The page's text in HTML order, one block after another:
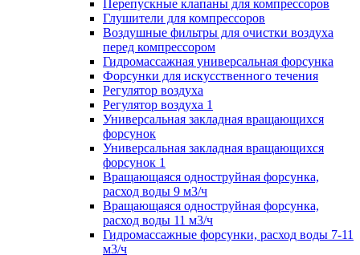
Перепускные клапаны для компрессоров
Глушители для компрессоров
Воздушные фильтры для очистки воздуха
перед компрессором
Гидромассажная универсальная форсунка
Форсунки для искусственного течения
Регулятор воздуха
Регулятор воздуха 1
Универсальная закладная вращающихся
форсунок
Универсальная закладная вращающихся
форсунок 1
Вращающаяся одноструйная форсунка,
расход воды 9 м3/ч
Вращающаяся одноструйная форсунка,
расход воды 11 м3/ч
Гидромассажные форсунки, расход воды 7-11
м3/ч